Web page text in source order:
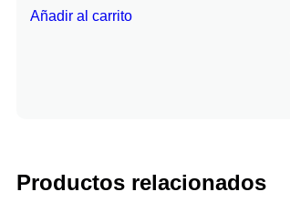
Añadir al carrito
Productos relacionados